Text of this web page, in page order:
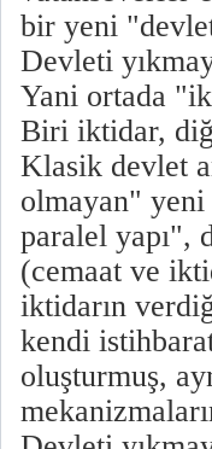
bir yeni "devlet
Devleti
Yani ortada
Biri iktidar,
Klasik devlet
olmayan" yeni
paralel yapı",
(cemaat ve
iktidarın
kendi
oluşturmuş,